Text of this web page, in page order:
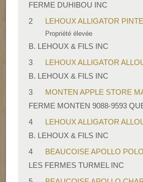
FERME DUHIBOU INC
2
LEHOUX ALLIGATOR
Propriété élevée
B. LEHOUX & FILS INC
3
LEHOUX ALLIGATOR
B. LEHOUX & FILS INC
3
MONTEN APPLE STORE
FERME MONTEN 9088-9593
4
LEHOUX ALLIGATOR
B. LEHOUX & FILS INC
4
BEAUCOISE APOLLO
LES FERMES TURMEL INC